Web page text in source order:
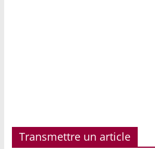
Transmettre un article